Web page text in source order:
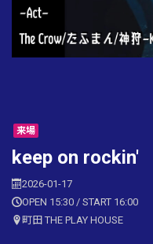
来場
keep on rockin'
2026-01-17
OPEN 15:30 / START 16:00
町田 THE PLAY HOUSE